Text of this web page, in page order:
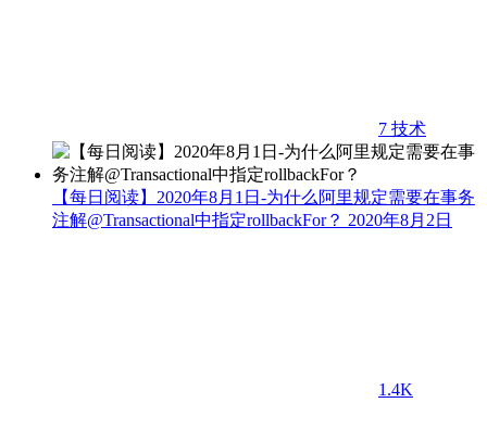
7 技术
【每日阅读】2020年8月1日-为什么阿里规定需要在事务
注解@Transactional中指定rollbackFor？ 2020年8月2日
1.4K